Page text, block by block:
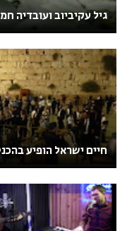
גיל עקיביוב
חיים ישראל הופיע